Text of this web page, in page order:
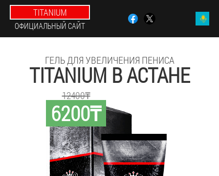
TITANIUM
ОФИЦИАЛЬНЫЙ САЙТ
ГЕЛЬ ДЛЯ УВЕЛИЧЕНИЯ ПЕНИСА
TITANIUM В АСТАНЕ
6200₸
12400₸